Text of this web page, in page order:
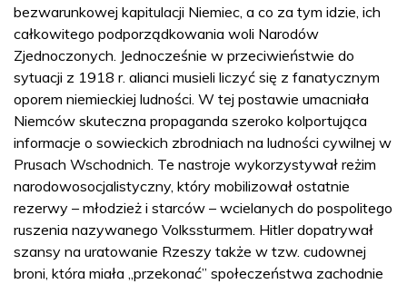
bezwarunkowej kapitulacji Niemiec, a co za tym idzie, ich
całkowitego podporządkowania woli Narodów
Zjednoczonych. Jednocześnie w przeciwieństwie do
sytuacji z 1918 r. alianci musieli liczyć się z fanatycznym
oporem niemieckiej ludności. W tej postawie umacniała
Niemców skuteczna propaganda szeroko kolportująca
informacje o sowieckich zbrodniach na ludności cywilnej w
Prusach Wschodnich. Te nastroje wykorzystywał reżim
narodowosocjalistyczny, który mobilizował ostatnie
rezerwy – młodzież i starców – wcielanych do pospolitego
ruszenia nazywanego Volkssturmem. Hitler dopatrywał
szansy na uratowanie Rzeszy także w tzw. cudownej
broni, która miała „przekonać” społeczeństwa zachodnie